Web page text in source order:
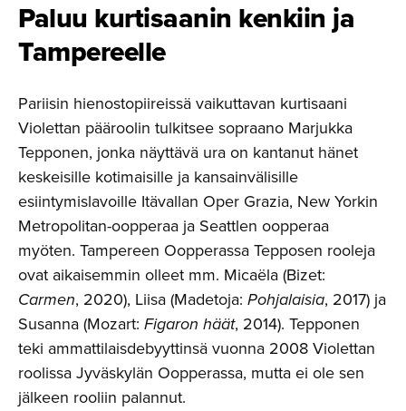
Paluu kurtisaanin kenkiin ja
Tampereelle
Pariisin hienostopiireissä vaikuttavan kurtisaani
Violettan pääroolin tulkitsee sopraano Marjukka
Tepponen, jonka näyttävä ura on kantanut hänet
keskeisille kotimaisille ja kansainvälisille
esiintymislavoille Itävallan Oper Grazia, New Yorkin
Metropolitan-oopperaa ja Seattlen oopperaa
myöten. Tampereen Oopperassa Tepposen rooleja
ovat aikaisemmin olleet mm. Micaëla (Bizet:
Carmen, 2020), Liisa (Madetoja: Pohjalaisia, 2017) ja
Susanna (Mozart: Figaron häät, 2014). Tepponen
teki ammattilaisdebyyttinsä vuonna 2008 Violettan
roolissa Jyväskylän Oopperassa, mutta ei ole sen
jälkeen rooliin palannut.